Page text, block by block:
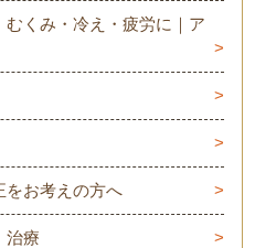
くみ・冷え・疲労に｜ア
をお考えの方へ
治療